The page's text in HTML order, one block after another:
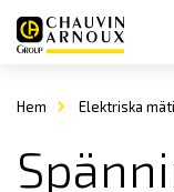
Hem Elektriska